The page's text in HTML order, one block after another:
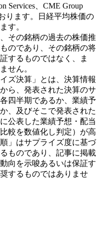
Services、CME Group
ります。日経平均株価の
す。
その銘柄の過去の株価推
のであり、その銘柄の将
するものではなく、ま
せん。
ズ決算」とは、決算情報
ら、発表された決算のサ
四半期であるか、業績予
、及びそこで発表された
公表した業績予想・配当
較を数値化し判定）が高
」はサプライズ度に基づ
ものであり、記事に掲載
向を示唆あるいは保証す
するものではありませ